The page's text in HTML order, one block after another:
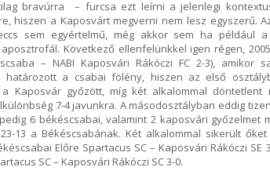
bravúrra – furcsa ezt leírni a jelenlegi
hiszen a Kaposvárt megverni nem lesz egyszerű.
sem egyértelmű, még akkor sem ha például
Következő ellenfelünkkel igen régen,
– NABI Kaposvári Rákóczi FC 2-3), amikor
határozott a csabai fölény, hiszen az első
Kaposvár győzött, míg két alkalommal
7-4 javunkra. A másodosztályban eddig
6 békéscsabai, valamint 2 kaposvári győzelmet
13 a Békéscsabának. Két alkalommal sikerült
Előre Spartacus SC – Kaposvári Rákóczi SE
SC – Kaposvári Rákóczi SC 3-0.